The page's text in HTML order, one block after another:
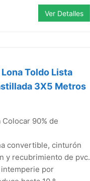
Ver Detalles
Toldo Lista
3X5 Metros
90% de
convertible, cinturón
y recubrimiento de pvc.
por